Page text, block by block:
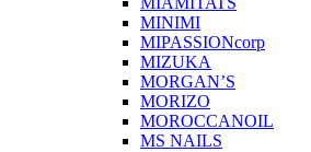
MINIMI
MIPASSIONcorp
MIZUKA
MORGAN’S
MORIZO
MOROCCANOIL
MS NAILS